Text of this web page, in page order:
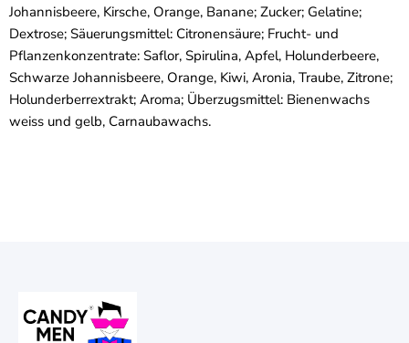
Johannisbeere, Kirsche, Orange, Banane; Zucker; Gelatine;
Dextrose; Säuerungsmittel: Citronensäure; Frucht- und
Pflanzenkonzentrate: Saflor, Spirulina, Apfel, Holunderbeere,
Schwarze Johannisbeere, Orange, Kiwi, Aronia, Traube, Zitrone;
Holunderberrextrakt; Aroma; Überzugsmittel: Bienenwachs
weiss und gelb, Carnaubawachs.